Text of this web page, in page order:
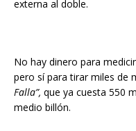
externa al doble.
No hay dinero para
pero sí para tirar miles de
Falla”, que ya cuesta 550
medio billón.